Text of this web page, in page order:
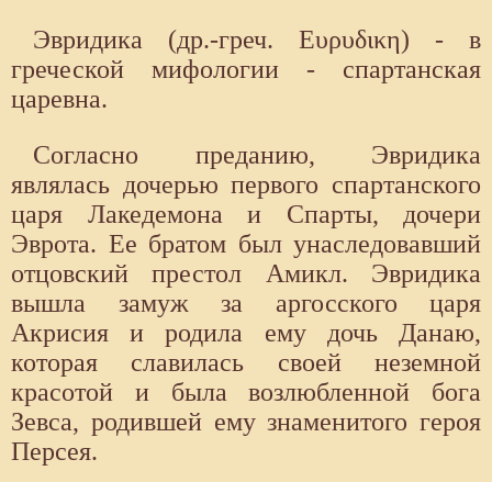
Эвридика (др.-греч. Ευρυδικη) - в
греческой мифологии - спартанская
царевна.
Согласно преданию, Эвридика
являлась дочерью первого спартанского
царя Лакедемона и Спар­ты, дочери
Эврота. Ее братом был унаследовавший
отцовский престол Амикл. Эвридика
вышла замуж за аргосского царя
Акрисия и родила ему дочь Данаю,
которая славилась своей неземной
красотой и была возлюбленной бога
Зевса, родившей ему знаменитого героя
Персея.